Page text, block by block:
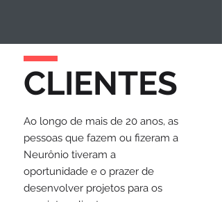
CLIENTES
Ao longo de mais de 20 anos, as
pessoas que fazem ou fizeram a
Neurônio tiveram a
oportunidade e o prazer de
desenvolver projetos para os